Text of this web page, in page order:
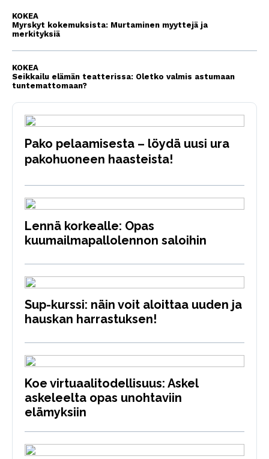
Myrskyt kokemuksista: Murtaminen myyttejä ja
merkityksiä
KOKEA
Seikkailu elämän teatterissa: Oletko valmis astumaan
tuntemattomaan?
KOKEA
Pako pelaamisesta – löydä uusi ura
pakohuoneen haasteista!
Lennä korkealle: Opas
kuumailmapallolennon saloihin
Sup-kurssi: näin voit aloittaa uuden ja
hauskan harrastuksen!
Koe virtuaalitodellisuus: Askel
askeleelta opas unohtaviin
elämyksiin